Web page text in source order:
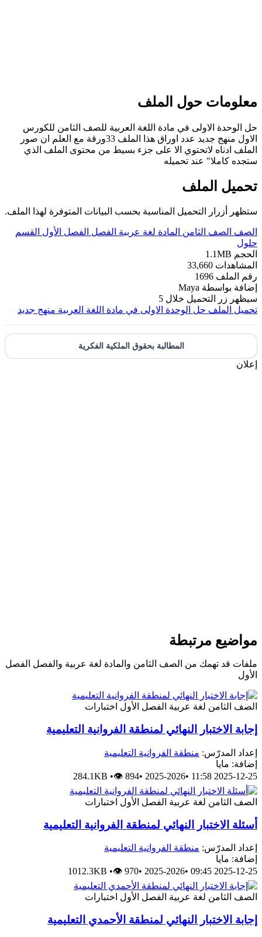
حول الملف
الوحدة الاولى في مادة اللغة العربية للصف الثامن للكورس
الاول منهج جديد عدد اوراق هذا الملف 33ورقة مع العلم ان صور
ادناه لاتحتوي الا على جزء بسيط من محتوى الملف الذي
كاملا" عند تحميله
الملف
أزرار التحميل المناسبة بحسب البيانات المتوفرة لهذا الملف.
الصف الثامن المادة لغة عربية الفصل الفصل الأول القسم
1.1MB
33,660
الملف 1696
بواسطة Maya
زر التحميل خلال 5
الملف حل الوحدة الاولى في مادة اللغة العربية منهج جديد
المطالبة بحقوق الملكية الفكرية
مرتبطة
قد تهمك من الصف الثامن والمادة لغة عربية والفصل الفصل
الثامن لغة عربية الفصل الأول اختبارات
الاختبار النهائي لمنطقة الفروانية التعليمية
المدرّس: منطقة الفروانية التعليمية
مايا
2025-12-25
•
2025-2026
•
284.1KB •👁 894
الثامن لغة عربية الفصل الأول اختبارات
الاختبار النهائي لمنطقة الفروانية التعليمية
المدرّس: منطقة الفروانية التعليمية
مايا
2025-12-25
•
2025-2026
•
1012.3KB •👁 970
الثامن لغة عربية الفصل الأول اختبارات
الاختبار النهائي لمنطقة الأحمدي التعليمية